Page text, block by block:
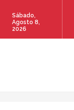
Sábado,
Agosto 8,
2026